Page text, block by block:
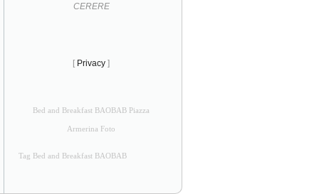
CERERE
[ Privacy ]
Bed and Breakfast BAOBAB Piazza
Armerina Foto
Tag Bed and Breakfast BAOBAB